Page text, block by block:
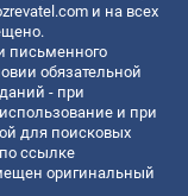
и на всех
письменного
обязательной
- при
и при
для поисковых
ссылке
оригинальный